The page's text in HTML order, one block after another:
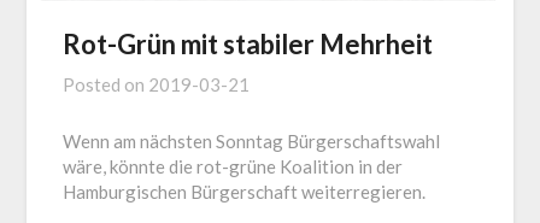
Rot-Grün mit stabiler Mehrheit
Posted on 2019-03-21
Wenn am nächsten Sonntag Bürgerschaftswahl
wäre, könnte die rot-grüne Koalition in der
Hamburgischen Bürgerschaft weiterregieren.